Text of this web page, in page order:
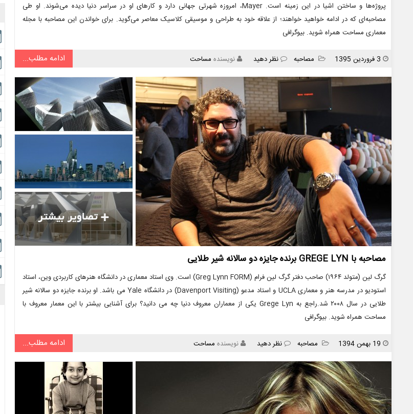
پروژه‌ها و ساختن اشیا در این زمینه است. Mayer، امروزه شهرتی جهانی دارد و کارهای او در سراسر دنیا دیده می‌شوند. او طی
مصاحبه‌ای که در ادامه خواهید خواهند؛ از علاقه خود به طراحی و موسیقی کلاسیک معاصر می‌گوید. برای خواندن این مصاحبه با مجله
معماری مساحت همراه شوید. بیوگرافی
انتشار
3 فروردین 1395
دسته
ها
مصاحبه نظر دهید نویسنده مساحت ادامه مطلب...
مصاحبه با GREGE LYN برنده جایزه دو سالانه شیر طلایی
گرگ لین (متولد ۱۹۶۴) صاحب دفتر گرگ لین فرام (Greg Lynn FORM) است. وی استاد معماری در دانشگاه هنرهای کاربردی وین، استاد
استودیو در مدرسه هنر و معماری UCLA و استاد مدعو (Davenport Visiting) در دانشگاه Yale می باشد. او برنده جایزه دو سالانه شیر
طلایی در سال ۲۰۰۸ شد.راجع به Grege Lyn یکی از معماران معروف دنیا چه می دانید؟ برای آشنایی بیشتر با این معمار معروف با
مساحت همراه شوید. بیوگرافی
انتشار
19 بهمن 1394
دسته
ها
مصاحبه نظر دهید نویسنده مساحت ادامه مطلب...